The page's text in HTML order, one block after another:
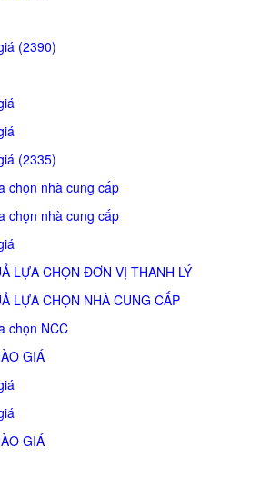
(2390)
(2335)
chọn nhà cung cấp
chọn nhà cung cấp
LỰA CHỌN ĐƠN VỊ THANH LÝ
LỰA CHỌN NHÀ CUNG CẤP
chọn NCC
GIÁ
GIÁ